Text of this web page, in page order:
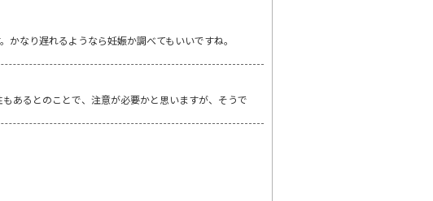
なり遅れるようなら妊娠か調べてもいいですね。
あるとのことで、注意が必要かと思いますが、そうで